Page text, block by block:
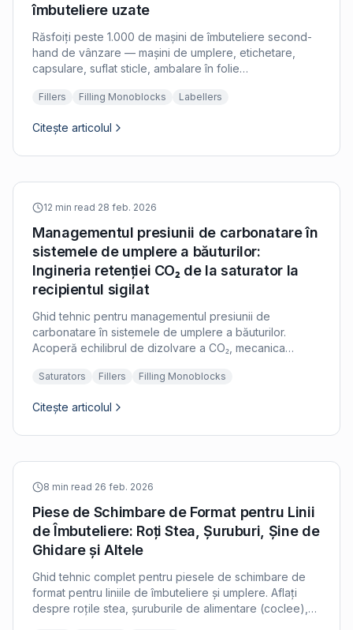
îmbuteliere uzate
Răsfoiți peste 1.000 de mașini de îmbuteliere second-
hand de vânzare — mașini de umplere, etichetare,
capsulare, suflat sticle, ambalare în folie
Inspecție de specialitate și livrare la nivel mondial.
Fillers Filling Monoblocks Labellers
Citește articolul
12 min read·28 feb. 2026
Managementul presiunii de carbonatare în
sistemele de umplere a băuturilor:
Ingineria retenției CO₂ de la saturator la
recipientul sigilat
Ghid tehnic pentru managementul presiunii de
carbonatare în sistemele de umplere a băuturilor.
Acoperă echilibrul de dizolvare a CO₂, mecanica
strategiile de retenție de la evacuarea saturatorului
Saturators Fillers Filling Monoblocks
Citește articolul
8 min read·26 feb. 2026
Piese de Schimbare de Format pentru Linii
de Îmbuteliere: Roți Stea, Șuruburi, Șine de
Ghidare și Altele
Ghid tehnic complet pentru piesele de schimbare de
format pentru liniile de îmbuteliere și umplere. Aflați
despre roțile stea, șuruburile de alimentare (coclee),